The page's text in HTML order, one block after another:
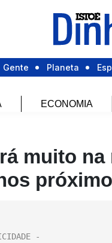
Gente Planeta
ECONOMIA
muito